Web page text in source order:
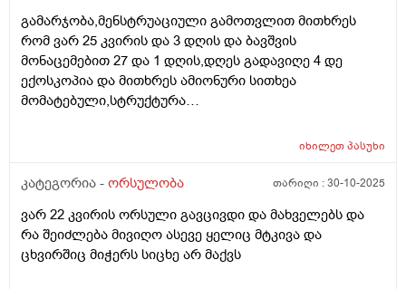
გამარჯობა,მენსტრუაციული გამოთვლით მითხრეს
რომ ვარ 25 კვირის და 3 დღის და ბავშვის
მონაცემებით 27 და 1 დღის,დღეს გადავიღე 4 დე
ექოსკოპია და მითხრეს ამიონური სითხეა
მომატებული,სტრუქტურა
ნაადრევი მშობიარობის,მაქვს ამ ბოლოს წელის
და ხაჭოსებრი გამონადენი,ნაცხის ანალიზმა კანდიდა
იხილეთპასუხი
კატეგორია - ორსულობა თარიღი :30-10-2025
ვარ 22 კვირის ორსული გავცივდი და მახველებს და
რა შეიძლება მივიღო ასევე ყელიც მტკივა და
ცხვირშიც მიჭერს სიცხე არ მაქვს